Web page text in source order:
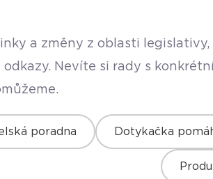
a změny z oblasti
Nevíte si rady s
poradna Dotykačka